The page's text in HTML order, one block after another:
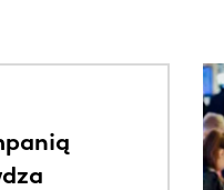
Tab lub przesuń